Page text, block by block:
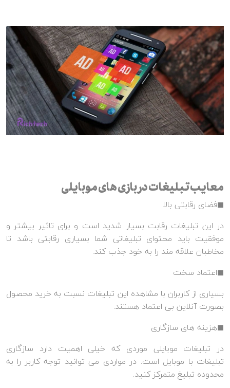
معایب تبلیغات در بازی های موبایلی
◼فضای رقابتی بالا
در این تبلیغات رقابت بسیار شدید است و برای تاثیر بیشتر و
موفقیت باید محتوای تبلیغاتی شما بسیاری رقابتی باشد تا
مخاطبان علاقه مند را به خود جذب کند.
◼اعتماد سخت
بسیاری از کاربران با مشاهده این تبلیغات نسبت به خرید محصول
بصورت آنلاین بی اعتماد هستند.
◼هزینه های سازگاری
در تبلیغات موبایلی موردی که خیلی اهمیت دارد سازگاری
تبلیغات با موبایل است. در مواردی می توانید توجه کاربر را به
محدوده تبلیغ متمرکز کنید.